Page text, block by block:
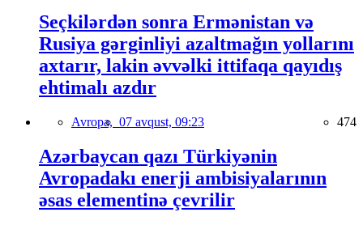
Seçkilərdən sonra Ermənistan və
Rusiya gərginliyi azaltmağın yollarını
axtarır, lakin əvvəlki ittifaqa qayıdış
ehtimalı azdır
Avropa, 07 avqust, 09:23 474
Azərbaycan qazı Türkiyənin
Avropadakı enerji ambisiyalarının
əsas elementinə çevrilir